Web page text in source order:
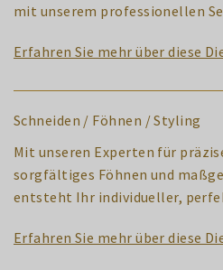
mit unserem professionellen
Erfahren Sie mehr über diese
Schneiden / Föhnen / Styling
Mit unseren Experten für
sorgfältiges Föhnen und
entsteht Ihr individueller,
Erfahren Sie mehr über diese